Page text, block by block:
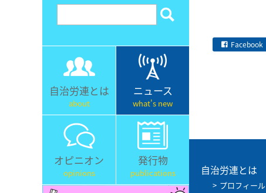
自治労連とは
about
ニュース
what's new
オピニオン
opinions
発行物
publications
Facebook
自治労連とは
プロフィール